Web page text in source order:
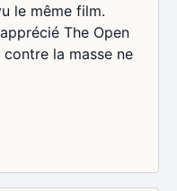
le même film.
The Open
la masse ne